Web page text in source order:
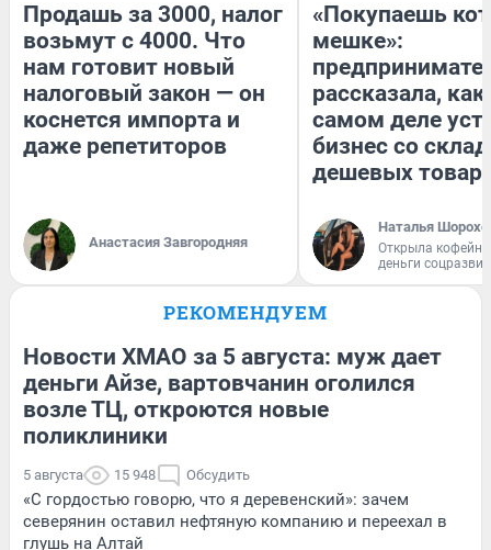
Продашь за 3000, налог
возьмут с 4000. Что
нам готовит новый
налоговый закон — он
коснется импорта и
даже репетиторов
Анастасия Завгородняя
«Покупаешь
мешке»:
рассказала, как
самом деле
бизнес со
дешевых
Наталья
Открыла
деньги
РЕКОМЕНДУЕМ
Новости ХМАО за 5 августа: муж дает
деньги Айзе, вартовчанин оголился
возле ТЦ, откроются новые
поликлиники
5 августа 15 948 Обсудить
«С гордостью говорю, что я деревенский»: зачем
северянин оставил нефтяную компанию и переехал в
глушь на Алтай